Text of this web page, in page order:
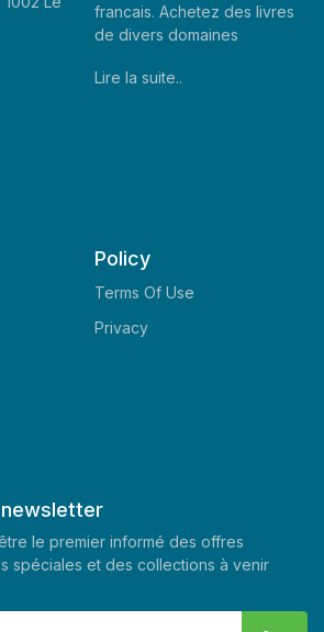
francais. Achetez des livres
de divers domaines
Lire la suite..
Policy
Terms Of Use
Privacy
le premier informé des offres
spéciales et des collections à venir